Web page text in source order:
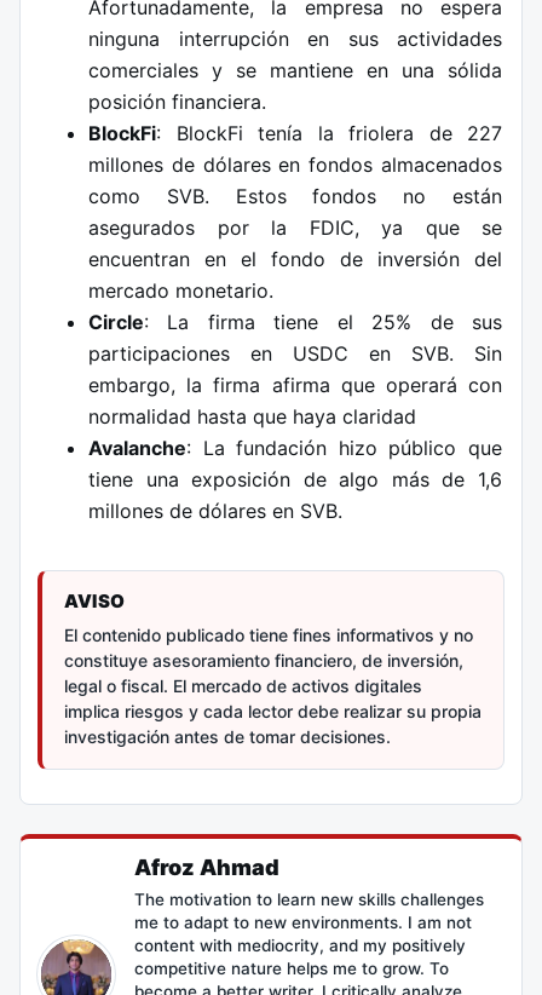
Afortunadamente, la empresa no espera
ninguna interrupción en sus actividades
comerciales y se mantiene en una sólida
posición financiera.
BlockFi: BlockFi tenía la friolera de 227
millones de dólares en fondos almacenados
como SVB. Estos fondos no están
asegurados por la FDIC, ya que se
encuentran en el fondo de inversión del
mercado monetario.
Circle: La firma tiene el 25% de sus
participaciones en USDC en SVB. Sin
embargo, la firma afirma que operará con
normalidad hasta que haya claridad
Avalanche: La fundación hizo público que
tiene una exposición de algo más de 1,6
millones de dólares en SVB.
AVISO
El contenido publicado tiene fines informativos y no
constituye asesoramiento financiero, de inversión,
legal o fiscal. El mercado de activos digitales
implica riesgos y cada lector debe realizar su propia
investigación antes de tomar decisiones.
Afroz Ahmad
The motivation to learn new skills challenges
me to adapt to new environments. I am not
content with mediocrity, and my positively
competitive nature helps me to grow. To